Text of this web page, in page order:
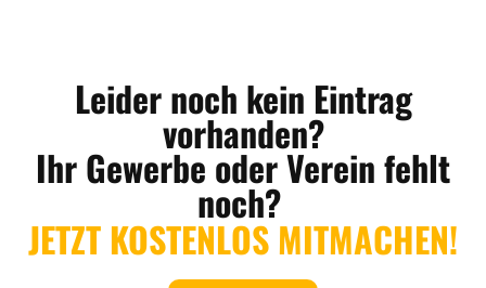
Leider noch kein Eintrag
vorhanden?
Ihr Gewerbe oder Verein fehlt
noch?
JETZT KOSTENLOS MITMACHEN!